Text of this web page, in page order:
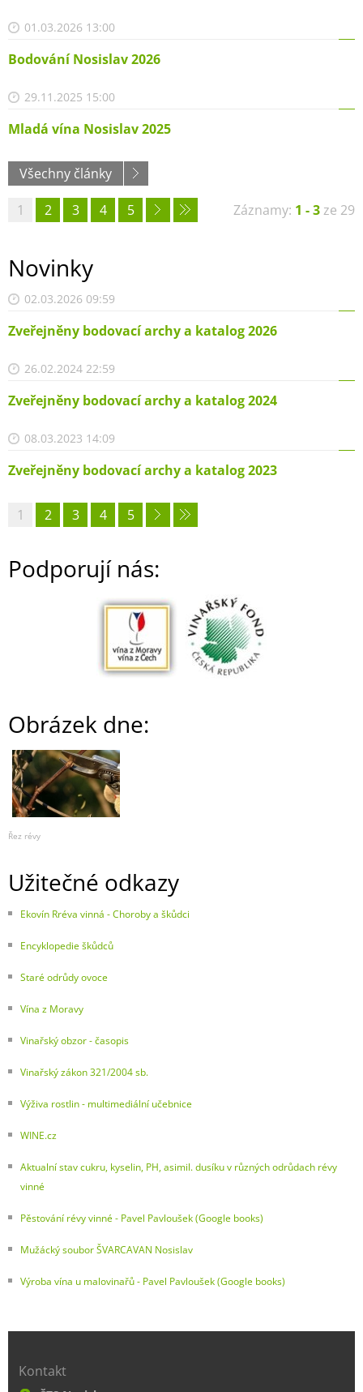
01.03.2026 13:00
Bodování Nosislav 2026
29.11.2025 15:00
Mladá vína Nosislav 2025
Všechny články
Záznamy: 1 - 3ze 29
1 2 3 4 5
Novinky
02.03.2026 09:59
Zveřejněny bodovací archy a katalog 2026
26.02.2024 22:59
Zveřejněny bodovací archy a katalog 2024
08.03.2023 14:09
Zveřejněny bodovací archy a katalog 2023
1 2 3 4 5
Podporují nás:
Obrázek dne:
Řez révy
Užitečné odkazy
Ekovín Rréva vinná - Choroby a škůdci
Encyklopedie škůdců
Staré odrůdy ovoce
Vína z Moravy
Vinařský obzor - časopis
Vinařský zákon 321/2004 sb.
Výživa rostlin - multimediální učebnice
WINE.cz
Aktualní stav cukru, kyselin, PH, asimil. dusíku v různých odrůdach révy
vinné
Pěstování révy vinné - Pavel Pavloušek (Google books)
Mužácký soubor ŠVARCAVAN Nosislav
Výroba vína u malovinařů - Pavel Pavloušek (Google books)
Kontakt